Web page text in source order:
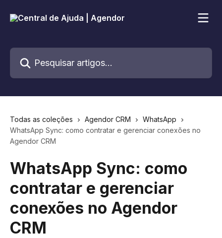
Pesquisar artigos...
Todas as coleções Agendor CRM
WhatsApp
WhatsApp Sync: como contratar e gerenciar conexões no
Agendor CRM
WhatsApp Sync: como
contratar e gerenciar
conexões no Agendor
CRM